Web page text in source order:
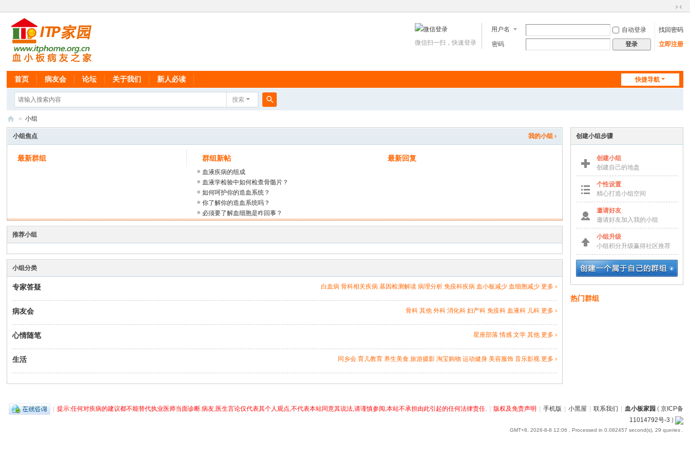
换
到
窄
用户名 自动登录
找回密码
密码
登录 立即注册
微信扫一扫，快速登录
快捷导航
首页 病友会 论坛 关于我们 新人必读
搜索
索
IT
板
病
友
之
家
» 小组
我的小组 ›
小组焦点
最新群组 群组新帖
血液疾病的组成
血液学检验中如何检查骨髓片？
如何呵护你的造血系统？
你了解你的造血系统吗？
必须要了解血细胞是咋回事？
最新回复
推荐小组
小组分类
白血病 骨科相关疾病 基因检测解读 病理分析 免疫科疾病 血小板减少 血细胞减少 更多 ›
专家答疑
骨科 其他 外科 消化科 妇产科 免疫科 血液科 儿科 更多 ›
病友会
星座部落 情感 文学 其他 更多 ›
心情随笔
同乡会 育儿教育 养生美食 旅游摄影 淘宝购物 运动健身 美容服饰 音乐影视 更多 ›
生活
创建小组步骤
创建小组
创建自己的地盘
个性设置
精心打造小组空间
邀请好友
邀请好友加入我的小组
小组升级
小组积分升级赢得社区推荐
热门群组
| 提示:任何对疾病的建议都不能替代执业医师当面诊断.病友,医生言论仅代表其个人观点,不代表本站同意其说法,请谨慎参阅,本站不承担由此引起的任何法律责任. | 版权及免责声明 | 手机版 | 小黑屋 | 联系我们 | 血小板家园 ( 京ICP备
11014792号-3 )
GMT+8, 2026-8-8 12:06 , Processed in 0.082457 second(s), 29 queries .